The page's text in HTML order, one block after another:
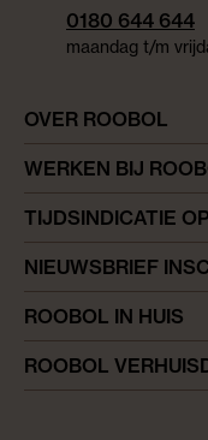
OVER ROOBOL
WERKEN BIJ
TIJDSINDICATIE
NIEUWSBRIEF
ROOBOL IN HUIS
ROOBOL
0180 644 644
maandag t/m